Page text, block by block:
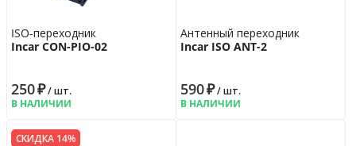
ISO-переходник
Incar CON-PIO-02
250₽/ шт.
В НАЛИЧИИ
Антенный переходник
Incar ISO ANT-2
590₽/ шт.
В НАЛИЧИИ
СКИДКА 14%